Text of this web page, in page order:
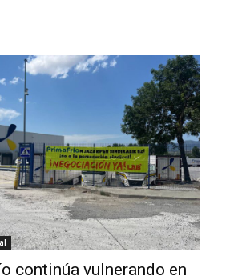
continúa vulnerando en